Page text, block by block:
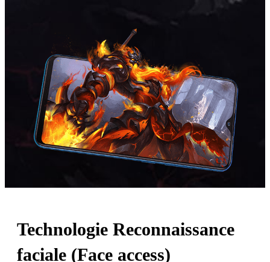
Technologie Reconnaissance
faciale (Face access)